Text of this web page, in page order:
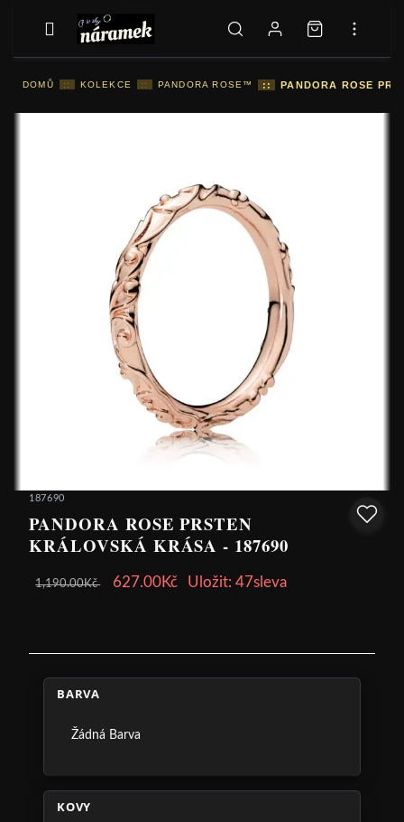
DOMŮ :: KOLEKCE :: PANDORA ROSE™ :: PANDORA ROSE
187690
PANDORA ROSE PRSTEN
KRÁLOVSKÁ KRÁSA - 187690
1,190.00Kč 627.00Kč Uložit: 47sleva
BARVA
Žádná Barva
KOVY